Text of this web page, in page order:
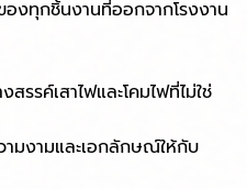
งทุกชิ้นงานที่ออกจากโรงงาน
งสรรค์เสาไฟและโคมไฟที่ไม่ใช่
มงามและเอกลักษณ์ให้กับ